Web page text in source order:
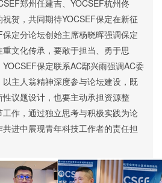
郑州任建吉 、YOCSEF杭州佟
贺，共同期待YOCSEF保定在新征
定分论坛创始主席杨晓晖强调保定
文化传承，要敢于担当、勇于思
保定联系AC鄢兴雨强调AC委
主人翁精神深度参与论坛建设，既
议题设计，也要主动承担资源整
作，通过独立思考与积极实践为论
进中展现青年科技工作者的责任担